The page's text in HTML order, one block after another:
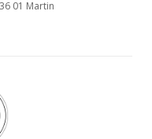
01 Martin